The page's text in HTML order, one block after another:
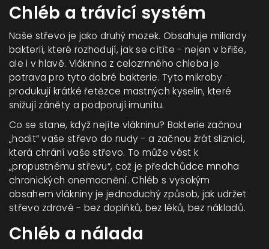
Chléb a trávicí systém
Naše střevo je jako druhý mozek. Obsahuje miliardy
bakterií, které rozhodují, jak se cítíte - nejen v břiše,
ale i v hlavě. Vláknina z celozrnného chleba je
potrava pro tyto dobré bakterie. Tyto mikroby
produkují krátké řetězce mastných kyselin, které
snižují záněty a podporují imunitu.
Co se stane, když nejíte vlákninu? Bakterie začnou
„hodit“ vaše střevo do nudy - a začnou žrát sliznici,
která chrání vaše střevo. To může vést k
„propustnému střevu“, což je předchůdce mnoha
chronických onemocnění. Chléb s vysokým
obsahem vlákniny je jednoduchý způsob, jak udržet
střevo zdravé - bez doplňků, bez léků, bez nákladů.
Chléb a nálada